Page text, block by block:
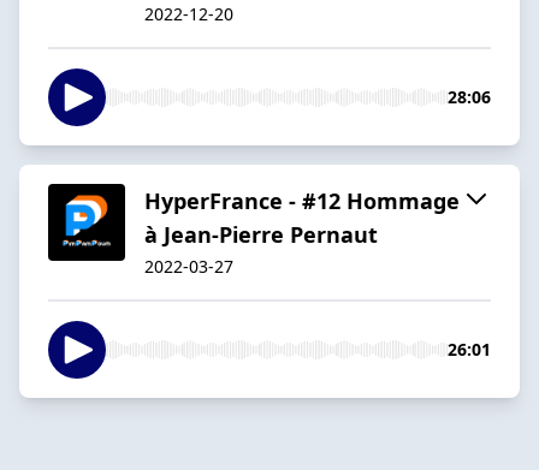
2022-12-20
28:06
HyperFrance - #12 Hommage
à Jean-Pierre Pernaut
2022-03-27
26:01